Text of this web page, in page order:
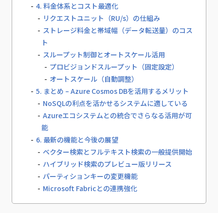
4. 料金体系とコスト最適化
リクエストユニット（RU/s）の仕組み
ストレージ料金と帯域幅（データ転送量）のコス
ト
スループット制御とオートスケール活用
プロビジョンドスループット（固定設定）
オートスケール（自動調整）
5. まとめ – Azure Cosmos DBを活用するメリット
NoSQLの利点を活かせるシステムに適している
Azureエコシステムとの統合でさらなる活用が可
能
6. 最新の機能と今後の展望
ベクター検索とフルテキスト検索の一般提供開始
ハイブリッド検索のプレビュー版リリース
パーティションキーの変更機能
Microsoft Fabricとの連携強化